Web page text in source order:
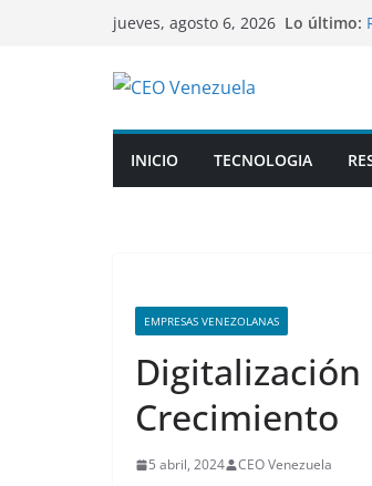
jueves, agosto 6, 2026 Lo último:
INICIO TECNOLOGIA
EMPRESAS VENEZOLANAS
Digitalización
Crecimiento
5 abril, 2024 CEO Venezuela